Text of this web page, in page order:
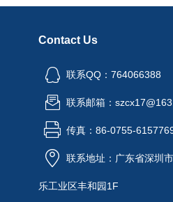
Contact Us
联系QQ：764066388
联系邮箱：
传真：86-0755-
联系地址：广东省深圳
乐工业区丰和园1F